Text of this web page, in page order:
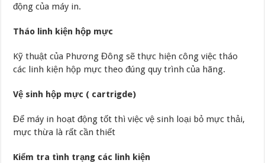
động của máy in.
Tháo linh kiện hộp mực
Kỹ thuật của Phương Đông sẽ thực hiện công việc tháo
các linh kiện hộp mực theo đúng quy trình của hãng.
Vệ sinh hộp mực ( cartrigde)
Để máy in hoạt động tốt thì việc vệ sinh loại bỏ mực thải,
mực thừa là rất cần thiết
Kiểm tra tình trạng các linh kiện